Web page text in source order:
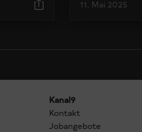
11. Mai 2025
Kanal9
Kontakt
Jobangebote